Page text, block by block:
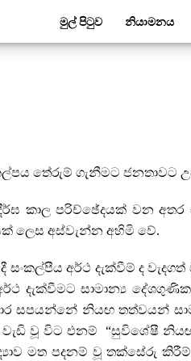
මුල් පිටුව නියාමනය
තේරුම් ගැනීමට ජනතාවට
කාල පරිච්ඡේදයක් වන
ලෙස අස්වැන්න අහිමි වේ.
අර්ථ දැක්වීම් ද
දැක්වීමට සාමාන්‍ය
සපයන්නේ නියඟ තත්වයන්
වැඩි වූ විට එනම් “සුවිශේෂී
මත පදනම් වූ තක්සේරු